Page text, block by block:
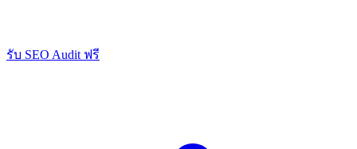
รับ SEO Audit ฟรี